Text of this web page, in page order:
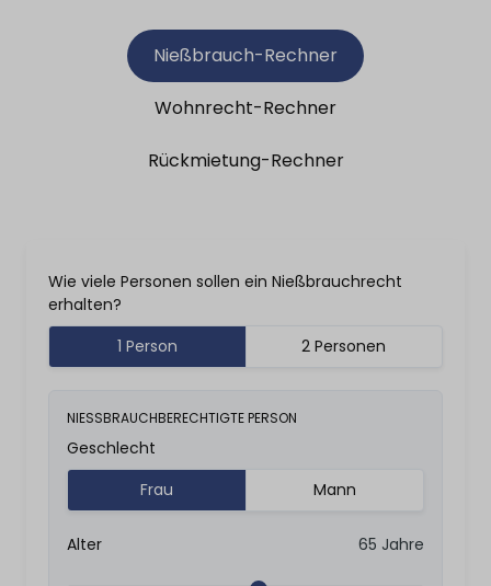
Nießbrauch-Rechner
Wohnrecht-Rechner
Rückmietung-Rechner
Wie viele Personen sollen ein Nießbrauchrecht
erhalten?
1 Person
2 Personen
NIESSBRAUCHBERECHTIGTE PERSON
Geschlecht
Frau
Mann
Alter 65 Jahre